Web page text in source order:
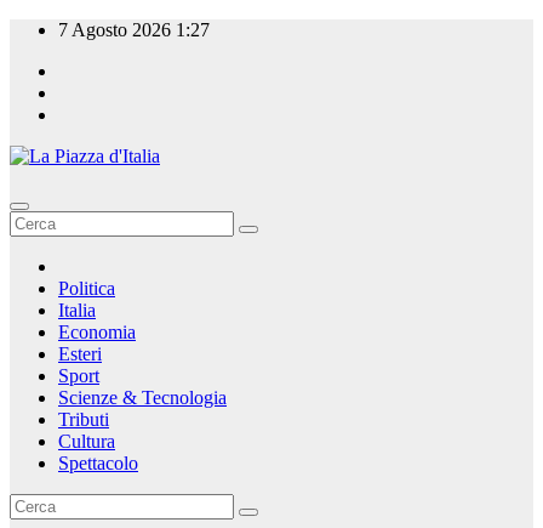
Salta
contenuto
7 Agosto 2026 1:27
Politica
Italia
Economia
Esteri
Sport
Scienze & Tecnologia
Tributi
Cultura
Spettacolo